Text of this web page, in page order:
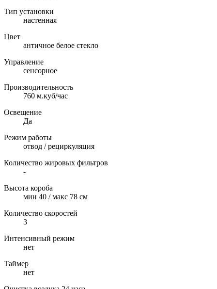
Тип установки
настенная
Цвет
античное белое стекло
Управление
сенсорное
Производительность
760 м.куб/час
Освещение
Да
Режим работы
отвод / рециркуляция
Количество жировых фильтров
-
Высота короба
мин 40 / макс 78 см
Количество скоростей
3
Интенсивный режим
нет
Таймер
нет